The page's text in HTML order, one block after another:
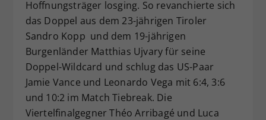
Hoffnungsträger losging. So revanchierte sich
das Doppel aus dem 23-jährigen Tiroler
Sandro Kopp und dem 19-jährigen
Burgenländer Matthias Ujvary für seine
Doppel-Wildcard und schlug das US-Paar
Jamie Vance und Leonardo Vega mit 6:4, 3:6
und 10:2 im Match Tiebreak. Die
Viertelfinalgegner Théo Arribagé und Luca